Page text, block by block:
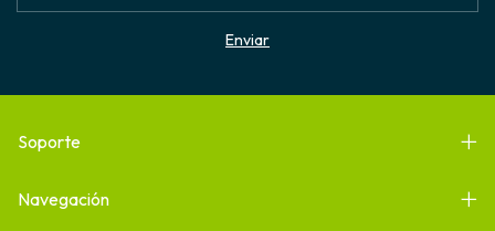
Soporte
Navegación